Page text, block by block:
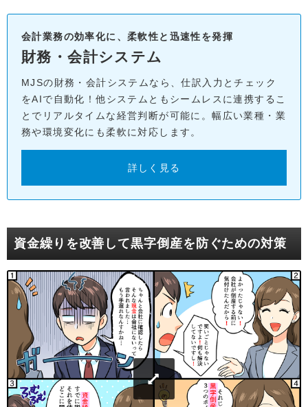
会計業務の効率化に、柔軟性と迅速性を発揮
財務・会計システム
MJSの財務・会計システムなら、仕訳入力とチェック
をAIで自動化！他システムともシームレスに連携するこ
とでリアルタイムな経営判断が可能に。幅広い業種・業
務や環境変化にも柔軟に対応します。
詳しく見る
資金繰りを改善して黒字倒産を防ぐための対策